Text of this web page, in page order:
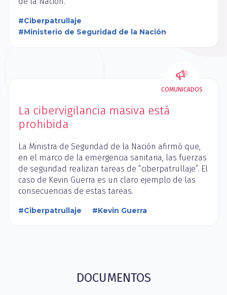
#Ciberpatrullaje
#Ministerio de Seguridad de la Nación
COMUNICADOS
La cibervigilancia masiva está
prohibida
La Ministra de Seguridad de la Nación afirmó que,
en el marco de la emergencia sanitaria, las fuerzas
de seguridad realizan tareas de “ciberpatrullaje”. El
caso de Kevin Guerra es un claro ejemplo de las
consecuencias de estas tareas.
#Ciberpatrullaje #Kevin Guerra
DOCUMENTOS